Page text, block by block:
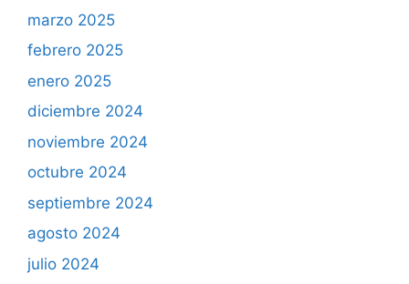
marzo 2025
febrero 2025
enero 2025
diciembre 2024
noviembre 2024
octubre 2024
septiembre 2024
agosto 2024
julio 2024